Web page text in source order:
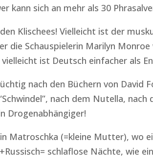
kann sich an mehr als 30
Klischees! Vielleicht ist der
die Schauspielerin Marilyn
ist Deutsch einfacher als
nach den Büchern von David
nach dem Nutella,
Drogenabhängiger!
Matroschka (=kleine Mutter), wo
schlaflose Nächte, wie